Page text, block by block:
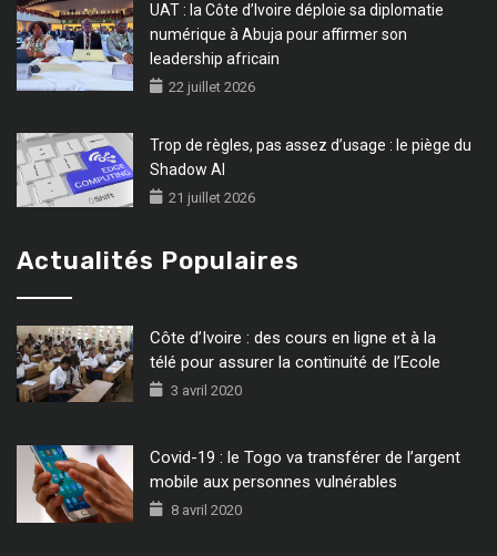
UAT : la Côte d’Ivoire déploie sa diplomatie
numérique à Abuja pour affirmer son
leadership africain
22 juillet 2026
Trop de règles, pas assez d’usage : le piège du
Shadow AI
21 juillet 2026
Actualités Populaires
Côte d’Ivoire : des cours en ligne et à la
télé pour assurer la continuité de l’Ecole
3 avril 2020
Covid-19 : le Togo va transférer de l’argent
mobile aux personnes vulnérables
8 avril 2020